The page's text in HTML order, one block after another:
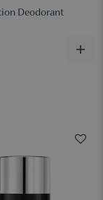
Deodorant